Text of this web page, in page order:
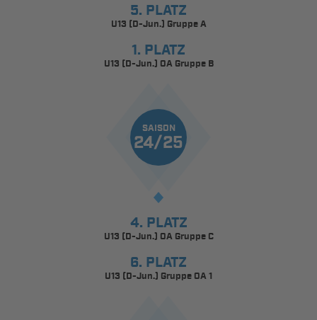
5. PLATZ
U13 (D-Jun.) Gruppe A
1. PLATZ
U13 (D-Jun.) OA Gruppe B
SAISON
24/25
4. PLATZ
U13 (D-Jun.) OA Gruppe C
6. PLATZ
U13 (D-Jun.) Gruppe OA 1